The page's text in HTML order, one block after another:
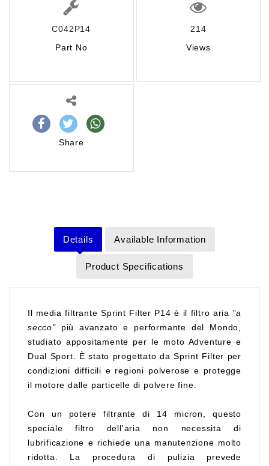
C042P14
Part No
214
Views
Share
Details Available Information
Product Specifications
Il media filtrante Sprint Filter P14 è il filtro aria "a
secco"più avanzato e performante del Mondo,
studiato appositamente per le moto Adventure e
Dual Sport. È stato progettato da Sprint Filter per
condizioni difficili e regioni polverose e protegge
il motore dalle particelle di polvere fine.
Con un potere filtrante di 14 micron, questo
speciale filtro dell'aria non necessita di
lubrificazione e richiede una manutenzione molto
ridotta. La procedura di pulizia prevede